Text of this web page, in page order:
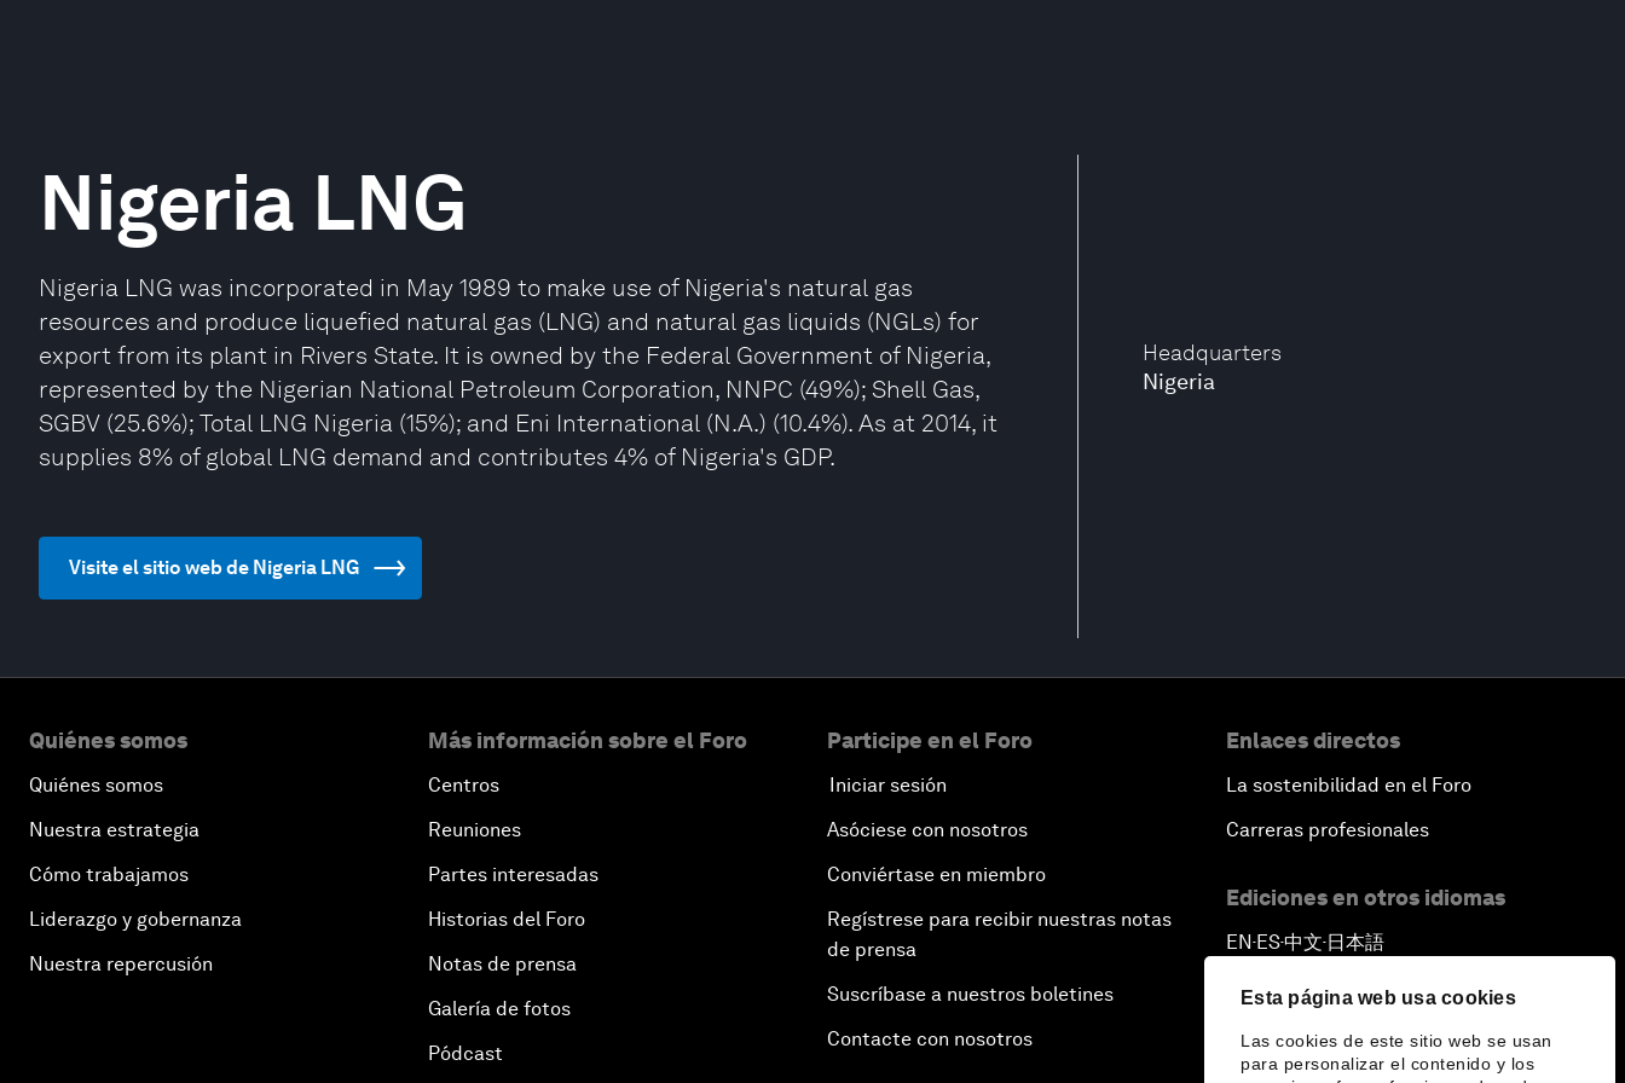
Esta página web usa cookies
Las cookies de este sitio web se usan
para personalizar el contenido y los
Headquarters
Nigeria
Nigeria LNG
Nigeria LNG was incorporated in May 1989 to make use of Nigeria's natural gas
resources and produce liquefied natural gas (LNG) and natural gas liquids (NGLs) for
export from its plant in Rivers State. It is owned by the Federal Government of Nigeria,
represented by the Nigerian National Petroleum Corporation, NNPC (49%); Shell Gas,
SGBV (25.6%); Total LNG Nigeria (15%); and Eni International (N.A.) (10.4%). As at 2014, it
supplies 8% of global LNG demand and contributes 4% of Nigeria's GDP.
Visite el sitio web de Nigeria LNG
Quiénes somos
Quiénes somos
Nuestra estrategia
Cómo trabajamos
Liderazgo y gobernanza
Nuestra repercusión
Más información sobre el Foro
Centros
Reuniones
Partes interesadas
Historias del Foro
Notas de prensa
Galería de fotos
Pódcast
Participe en el Foro
Iniciar sesión
Asóciese con nosotros
Conviértase en miembro
Regístrese para recibir nuestras notas
de prensa
Suscríbase a nuestros boletines
Contacte con nosotros
Enlaces directos
La sostenibilidad en el Foro
Carreras profesionales
Ediciones en otros idiomas
EN ▪ES▪中文▪ 日本語